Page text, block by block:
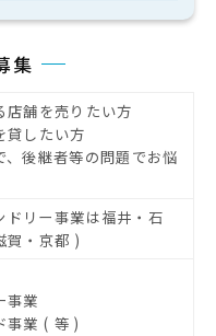
集
店舗を売りたい方
貸したい方
、後継者等の問題でお悩
リー事業は福井・石
賀・京都 )
事業
事業 ( 等 )